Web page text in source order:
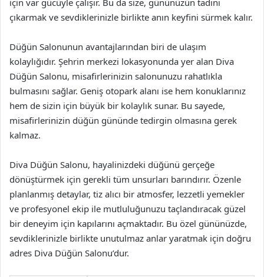
için var gücüyle çalışır. Bu da size, gününüzün tadını
çıkarmak ve sevdiklerinizle birlikte anın keyfini sürmek kalır.
Düğün Salonunun avantajlarından biri de ulaşım
kolaylığıdır. Şehrin merkezi lokasyonunda yer alan Diva
Düğün Salonu, misafirlerinizin salonunuzu rahatlıkla
bulmasını sağlar. Geniş otopark alanı ise hem konuklarınız
hem de sizin için büyük bir kolaylık sunar. Bu sayede,
misafirlerinizin düğün gününde tedirgin olmasına gerek
kalmaz.
Diva Düğün Salonu, hayalinizdeki düğünü gerçeğe
dönüştürmek için gerekli tüm unsurları barındırır. Özenle
planlanmış detaylar, tiz alıcı bir atmosfer, lezzetli yemekler
ve profesyonel ekip ile mutluluğunuzu taçlandıracak güzel
bir deneyim için kapılarını açmaktadır. Bu özel gününüzde,
sevdiklerinizle birlikte unutulmaz anlar yaratmak için doğru
adres Diva Düğün Salonu’dur.